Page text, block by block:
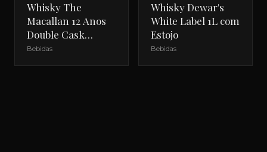
Whisky The
Macallan 12 Anos
Double Cask
700ml com Estojo
Bebidas
Whisky Dewar's
White Label 1L com
Estojo
Bebidas